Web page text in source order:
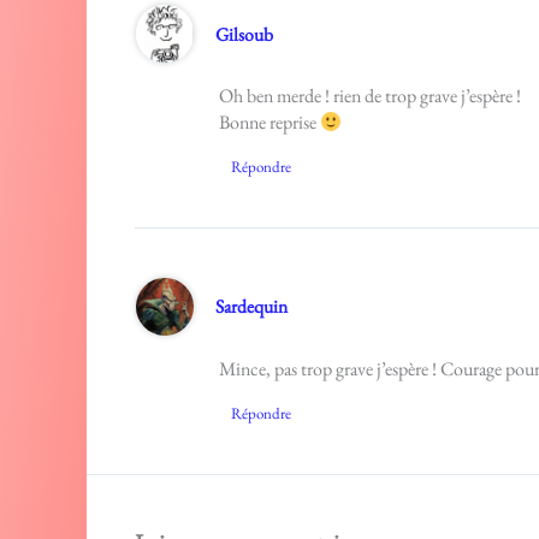
Gilsoub
Oh ben merde ! rien de trop grave j’espère !
Bonne reprise
Répondre
Sardequin
Mince, pas trop grave j’espère ! Courage
Répondre